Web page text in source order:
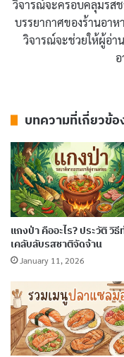
เหมาะกับมื้อหลักทุกมื้
เคล็ดลับสำคัญคือการ
ก่อนย่างอย่างน้อย 15
นุ่มขึ้น นอกจากนี้การย่
เนื้อสุกทั่วถึงโดยไม่ไห
บทความที่เกี่ยวข้อง
30
ผสม
อาห
คุณค่
วิจารณ์จะครอบคลุมรส
บรรยากาศของร้านอา
วิจารณ์จะช่วยให้ผู้อ่า
บทความที่เกี่ยวข้อ
แกงป่า คืออะไร? ประวัติ วิธี
เคลับลับรสชาติจัดจ้าน
January 11, 2026